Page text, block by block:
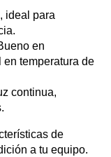
ideal para
en
temperatura de
continua,
de
a tu equipo.